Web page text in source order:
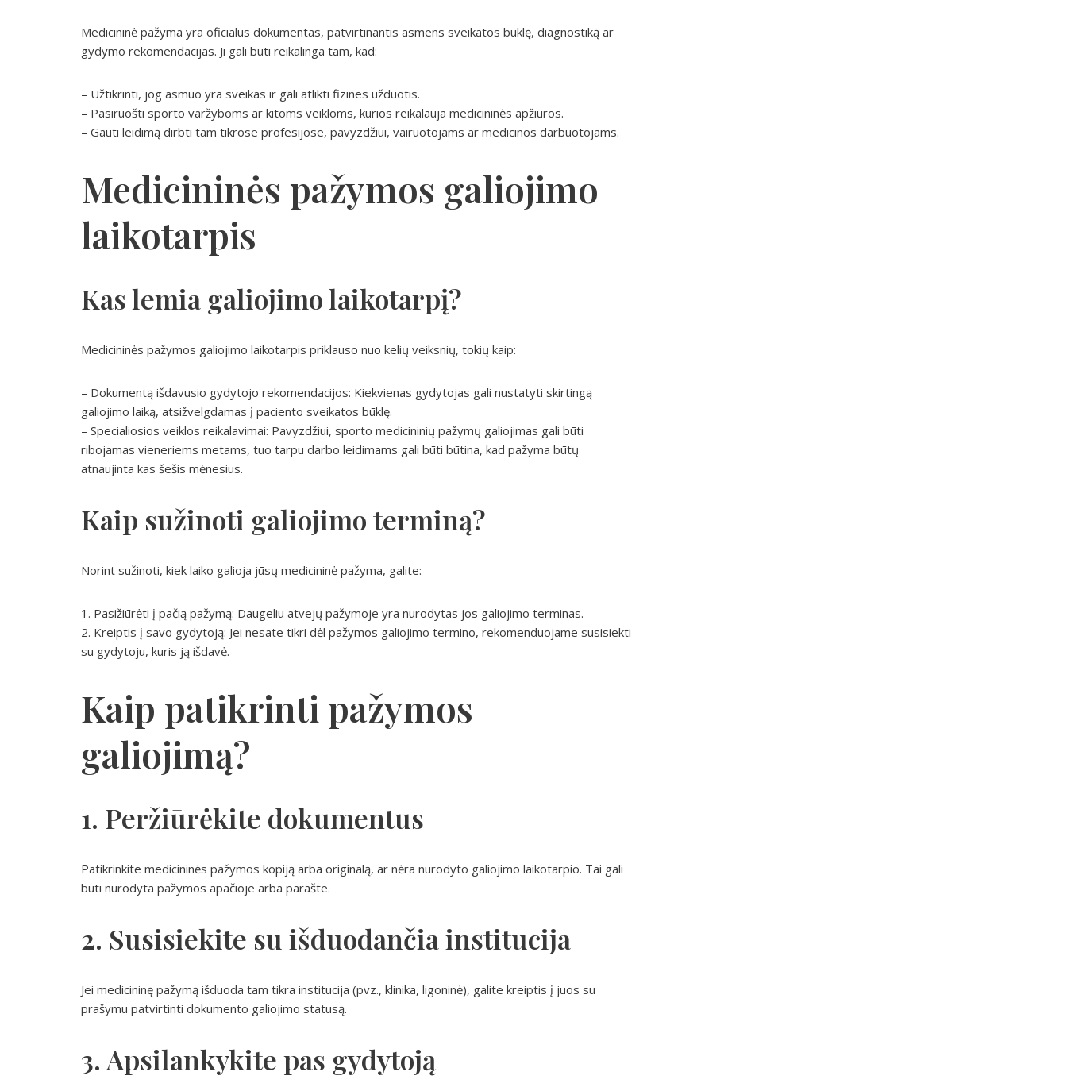
Medicininė pažyma yra oficialus dokumentas, patvirtinantis asmens sveikatos būklę, diagnostiką ar
gydymo rekomendacijas. Ji gali būti reikalinga tam, kad:
– Užtikrinti, jog asmuo yra sveikas ir gali atlikti fizines užduotis.
– Pasiruošti sporto varžyboms ar kitoms veikloms, kurios reikalauja medicininės apžiūros.
– Gauti leidimą dirbti tam tikrose profesijose, pavyzdžiui, vairuotojams ar medicinos darbuotojams.
Medicininės pažymos galiojimo
laikotarpis
Kas lemia galiojimo laikotarpį?
Medicininės pažymos galiojimo laikotarpis priklauso nuo kelių veiksnių, tokių kaip:
– Dokumentą išdavusio gydytojo rekomendacijos: Kiekvienas gydytojas gali nustatyti skirtingą
galiojimo laiką, atsižvelgdamas į paciento sveikatos būklę.
– Specialiosios veiklos reikalavimai: Pavyzdžiui, sporto medicininių pažymų galiojimas gali būti
ribojamas vieneriems metams, tuo tarpu darbo leidimams gali būti būtina, kad pažyma būtų
atnaujinta kas šešis mėnesius.
Kaip sužinoti galiojimo terminą?
Norint sužinoti, kiek laiko galioja jūsų medicininė pažyma, galite:
1. Pasižiūrėti į pačią pažymą: Daugeliu atvejų pažymoje yra nurodytas jos galiojimo terminas.
2. Kreiptis į savo gydytoją: Jei nesate tikri dėl pažymos galiojimo termino, rekomenduojame susisiekti
su gydytoju, kuris ją išdavė.
Kaip patikrinti pažymos
galiojimą?
1. Peržiūrėkite dokumentus
Patikrinkite medicininės pažymos kopiją arba originalą, ar nėra nurodyto galiojimo laikotarpio. Tai gali
būti nurodyta pažymos apačioje arba parašte.
2. Susisiekite su išduodančia institucija
Jei medicininę pažymą išduoda tam tikra institucija (pvz., klinika, ligoninė), galite kreiptis į juos su
prašymu patvirtinti dokumento galiojimo statusą.
3. Apsilankykite pas gydytoją